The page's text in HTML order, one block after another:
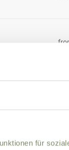
für